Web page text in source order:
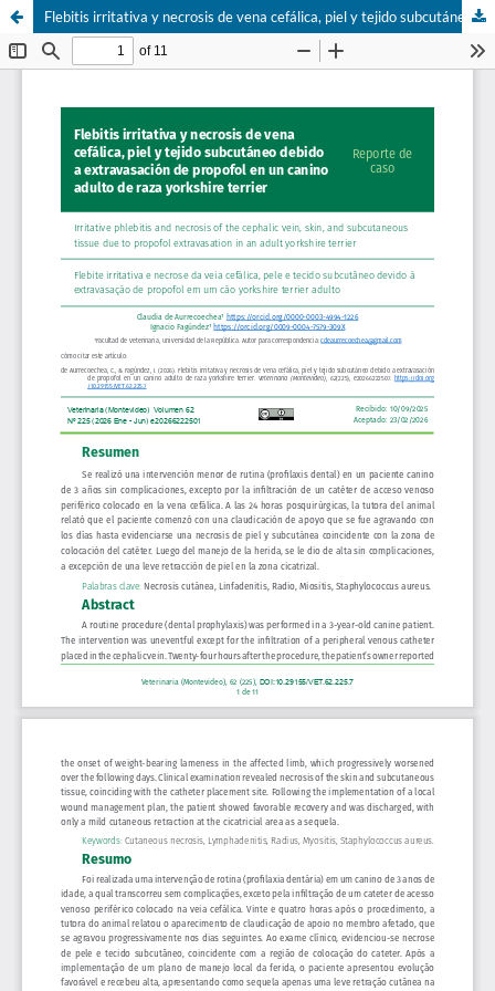
Flebitis irritativa y necrosis de vena cefálica, piel y tejido subcutáneo debido a extravasación de propofol en un canino adulto de raza york-shire terrier